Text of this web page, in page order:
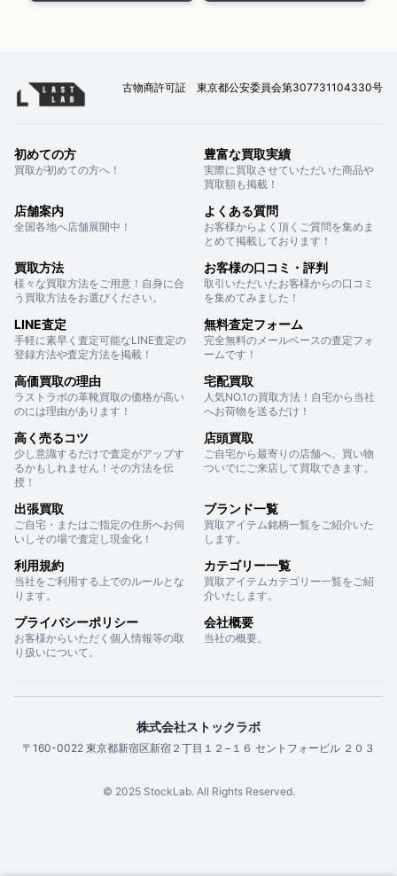
古物商許可証 東京都公安委員会第307731104330号
初めての方
買取が初めての方へ！
豊富な買取実績
実際に買取させていただいた商品や
買取額も掲載！
店舗案内
全国各地へ店舗展開中！
よくある質問
お客様からよく頂くご質問を集めま
とめて掲載しております！
買取方法
様々な買取方法をご用意！自身に合
う買取方法をお選びください。
お客様の口コミ・評判
取引いただいたお客様からの口コミ
を集めてみました！
LINE査定
手軽に素早く査定可能なLINE査定の
登録方法や査定方法を掲載！
無料査定フォーム
完全無料のメールベースの査定フォ
ームです！
高価買取の理由
ラストラボの革靴買取の価格が高い
のには理由があります！
宅配買取
人気NO.1の買取方法！自宅から当社
へお荷物を送るだけ！
高く売るコツ
少し意識するだけで査定がアップす
るかもしれません！その方法を伝
授！
店頭買取
ご自宅から最寄りの店舗へ。買い物
ついでにご来店して買取できます。
出張買取
ご自宅・またはご指定の住所へお伺
いしその場で査定し現金化！
ブランド一覧
買取アイテム銘柄一覧をご紹介いた
します。
利用規約
当社をご利用する上でのルールとな
ります。
カテゴリー一覧
買取アイテムカテゴリー一覧をご紹
介いたします。
プライバシーポリシー
お客様からいただく個人情報等の取
り扱いについて。
会社概要
当社の概要。
株式会社ストックラボ
〒160-0022 東京都新宿区新宿２丁目１２−１６ セントフォービル ２０３
© 2025 StockLab. All Rights Reserved.